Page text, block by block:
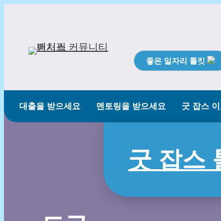
좋은 일자리 툴킷
대출을 받으세요 멘토링을 받으세요 굿 잡스
굿 잡스